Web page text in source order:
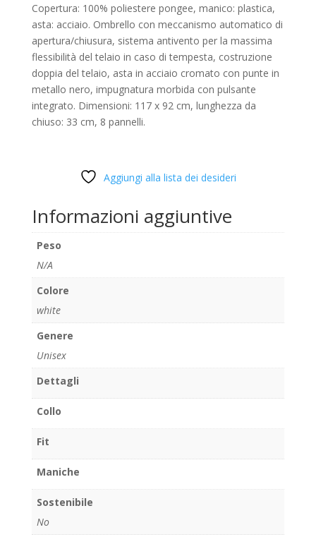
Copertura: 100% poliestere pongee, manico: plastica,
asta: acciaio. Ombrello con meccanismo automatico di
apertura/chiusura, sistema antivento per la massima
flessibilità del telaio in caso di tempesta, costruzione
doppia del telaio, asta in acciaio cromato con punte in
metallo nero, impugnatura morbida con pulsante
integrato. Dimensioni: 117 x 92 cm, lunghezza da
chiuso: 33 cm, 8 pannelli.
Aggiungi alla lista dei desideri
Informazioni aggiuntive
Peso
N/A
Colore
white
Genere
Unisex
Dettagli
Collo
Fit
Maniche
Sostenibile
No